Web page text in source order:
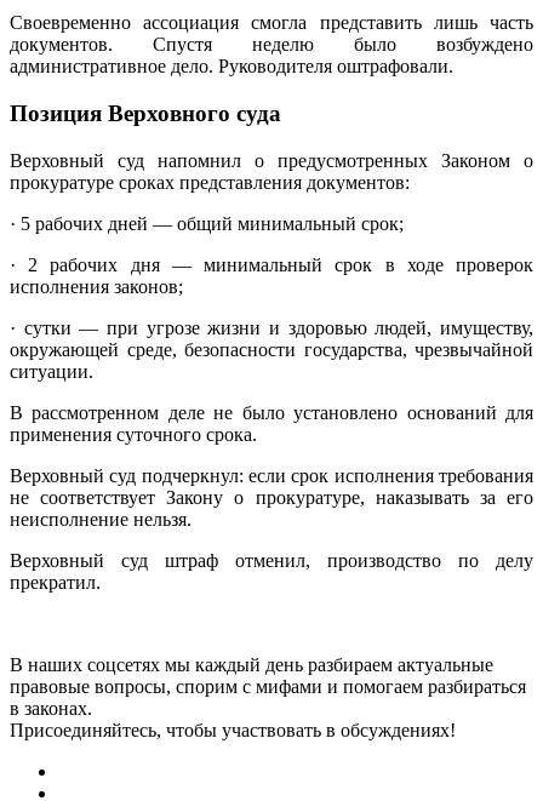
Своевременно ассоциация смогла представить лишь часть
документов. Спустя неделю было возбуждено
административное дело. Руководителя оштрафовали.
Позиция Верховного суда
Верховный суд напомнил о предусмотренных Законом о
прокуратуре сроках представления документов:
· 5 рабочих дней — общий минимальный срок;
· 2 рабочих дня— минимальный срок в ходе проверок
исполнения законов;
· сутки — при угрозе жизни и здоровью людей, имуществу,
окружающей среде, безопасности государства, чрезвычайной
ситуации.
В рассмотренном делене было установлено оснований для
применения суточного срока.
Верховный суд подчеркнул: если срок исполнения требования
не соответствуетЗакону о прокуратуре, наказывать за его
неисполнение нельзя.
Верховный суд штраф отменил, производство по делу
прекратил.
В наших соцсетях мы каждый день разбираем актуальные
правовые вопросы, спорим с мифами и помогаем разбираться
в законах.
Присоединяйтесь, чтобы участвовать в обсуждениях!